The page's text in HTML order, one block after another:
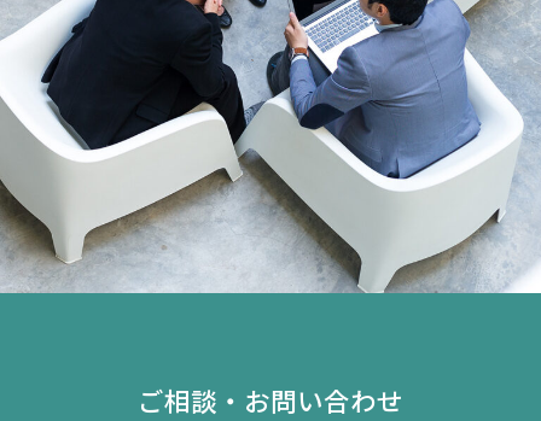
ご相談・お問い合わせ